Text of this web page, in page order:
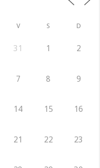
V S D
31 1 2
7 8 9
14 15 16
21 22 23